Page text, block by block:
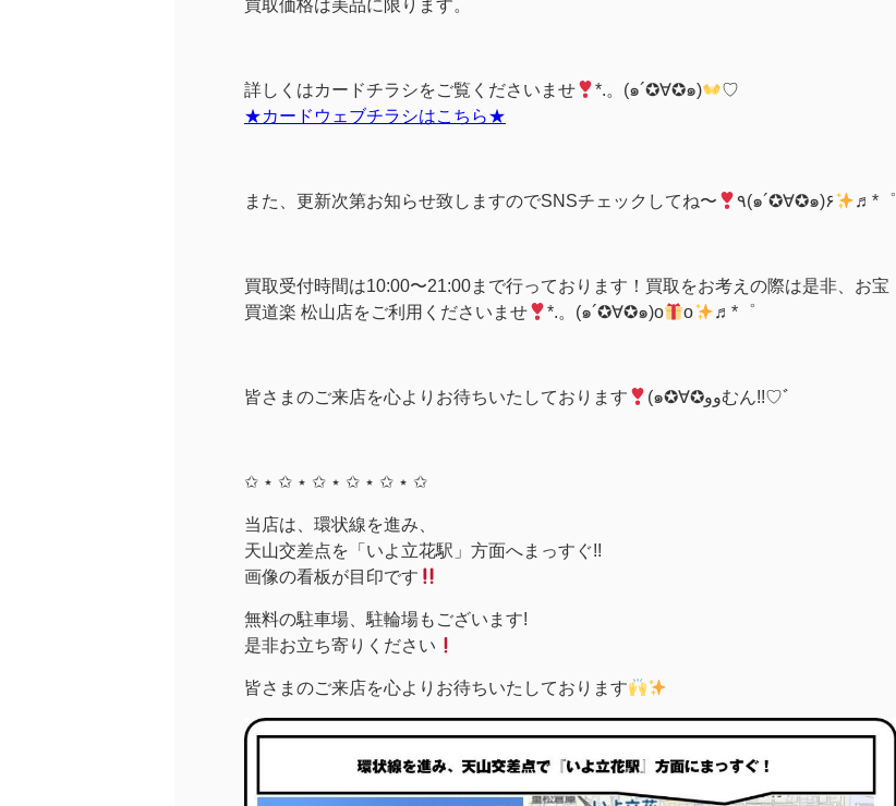
買取価格は美品に限ります。
詳しくはカードチラシをご覧くださいませ *.。(๑´✪∀✪๑)
♡
★カードウェブチラシはこちら★
また、更新次第お知らせ致しますのでSNSチェックしてね〜 ٩(๑´✪∀✪๑)۶ ♬*゜
買取受付時間は10:00〜21:00まで行っております！買取をお考えの際は是非、お宝
買道楽 松山店をご利用くださいませ
*.。(๑´✪∀✪๑)o o ♬*゜
皆さまのご来店を心よりお待ちいたしております (๑✪∀✪ووむん!!♡ﾞ
✩ ⋆ ✩ ⋆ ✩ ⋆ ✩ ⋆ ✩ ⋆ ✩
当店は、環状線を進み、
天山交差点を「いよ立花駅」方面へまっすぐ!!
画像の看板が目印です
無料の駐車場、駐輪場もございます!
是非お立ち寄りください
皆さまのご来店を心よりお待ちいたしております